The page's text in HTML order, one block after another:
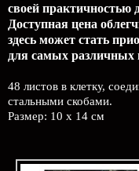
своей практичностью
Доступная цена
здесь может стать
для самых различных
48 листов в клетку,
стальными скобами.
Размер: 10 x 14 см